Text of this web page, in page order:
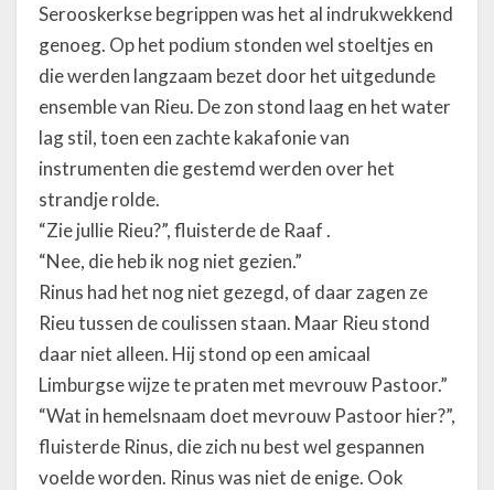
Serooskerkse begrippen was het al indrukwekkend
genoeg. Op het podium stonden wel stoeltjes en
die werden langzaam bezet door het uitgedunde
ensemble van Rieu. De zon stond laag en het water
lag stil, toen een zachte kakafonie van
instrumenten die gestemd werden over het
strandje rolde.
“Zie jullie Rieu?”, fluisterde de Raaf .
“Nee, die heb ik nog niet gezien.”
Rinus had het nog niet gezegd, of daar zagen ze
Rieu tussen de coulissen staan. Maar Rieu stond
daar niet alleen. Hij stond op een amicaal
Limburgse wijze te praten met mevrouw Pastoor.”
“Wat in hemelsnaam doet mevrouw Pastoor hier?”,
fluisterde Rinus, die zich nu best wel gespannen
voelde worden. Rinus was niet de enige. Ook